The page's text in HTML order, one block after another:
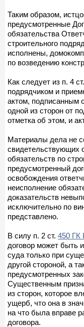
Таким образом,
предусмотренные
обязательства
строительного
исполнены,
по возведению
Как следует из п. 4 ст.
подрядчиком и
актом, подписанным
одной из сторон от
отметка об этом, и
Материалы дела не
свидетельствующих
обязательств по
предусмотренный
освобождения
неисполнение
доказательств
исключительно по
представлено.
В силу п. 2 ст. 450 ГК
договор может быть
суда только при
другой стороной, а
предусмотренных
Существенным
из сторон, которое
ущерб, что она в
на что была вправе
договора.